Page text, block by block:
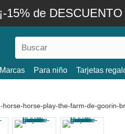
¡-15% de
Marcas Para niño Tarjetas